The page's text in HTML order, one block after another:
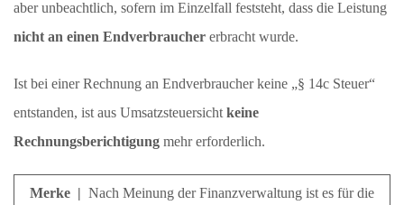
aber unbeachtlich, sofern im Einzelfall feststeht, dass die Leistung
nicht an einen Endverbraucher erbracht wurde.
Ist bei einer Rechnung an Endverbraucher keine „§ 14c Steuer“
entstanden, ist aus Umsatzsteuersicht keine
Rechnungsberichtigung mehr erforderlich.
Merke | Nach Meinung der Finanzverwaltung ist es für die